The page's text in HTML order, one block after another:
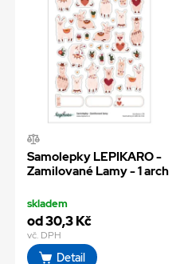
Samolepky LEPIKARO -
Zamilované Lamy - 1 arch
skladem
od 30,3 Kč
vč. DPH
Detail